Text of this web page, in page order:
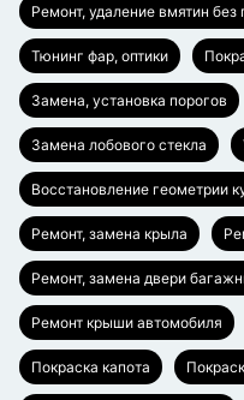
Ремонт, удаление вмятин без
Тюнинг фар, оптики
Замена, установка порогов
Замена лобового стекла
Восстановление геометрии
Ремонт, замена крыла
Ремонт, замена двери
Ремонт крыши автомобиля
Покраска капота